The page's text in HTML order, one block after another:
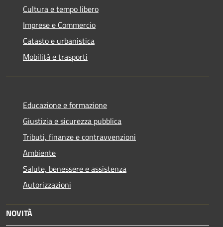
Cultura e tempo libero
Imprese e Commercio
Catasto e urbanistica
Mobilità e trasporti
Educazione e formazione
Giustizia e sicurezza pubblica
Tributi, finanze e contravvenzioni
Ambiente
Salute, benessere e assistenza
Autorizzazioni
NOVITÀ